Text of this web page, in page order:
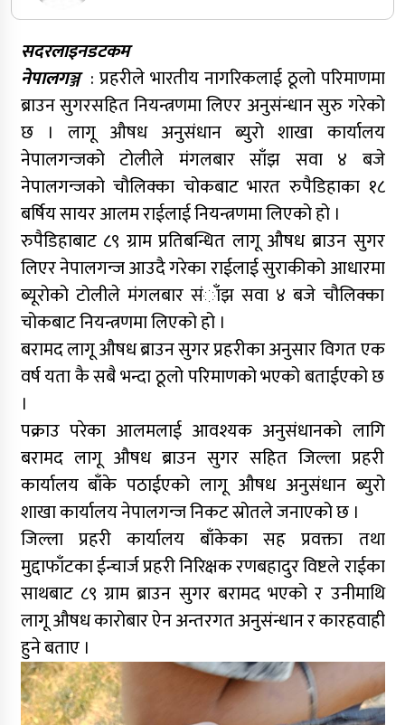
सदरलाइनडटकम
नेपालगञ्ज: प्रहरीले भारतीय नागरिकलाई ठूलो परिमाणमा
ब्राउन सुगरसहित नियन्त्रणमा लिएर अनुसंन्धान सुरु गरेको
छ । लागू औषध अनुसंधान ब्युरो शाखा कार्यालय
नेपालगन्जको टोलीले मंगलबार साँझ सवा ४ बजे
नेपालगन्जको चौलिक्का चोकबाट भारत रुपैडिहाका १८
बर्षिय सायर आलम राईलाई नियन्त्रणमा लिएको हो ।
रुपैडिहाबाट ८९ ग्राम प्रतिबन्धित लागू औषध ब्राउन सुगर
लिएर नेपालगन्ज आउदै गरेका राईलाई सुराकीको आधारमा
ब्यूरोको टोलीले मंगलबार संाँझ सवा ४ बजे चौलिक्का
चोकबाट नियन्त्रणमा लिएको हो ।
बरामद लागू औषध ब्राउन सुगर प्रहरीका अनुसार विगत एक
वर्ष यता कै सबै भन्दा ठूलो परिमाणको भएको बताईएको छ
।
पक्राउ परेका आलमलाई आवश्यक अनुसंधानको लागि
बरामद लागू औषध ब्राउन सुगर सहित जिल्ला प्रहरी
कार्यालय बाँके पठाईएको लागू औषध अनुसंधान ब्युरो
शाखा कार्यालय नेपालगन्ज निकट स्रोतले जनाएको छ ।
जिल्ला प्रहरी कार्यालय बाँकेका सह प्रवक्ता तथा
मुद्दाफाँटका ईन्चार्ज प्रहरी निरिक्षक रणबहादुर विष्टले राईका
साथबाट ८९ ग्राम ब्राउन सुगर बरामद भएको र उनीमाथि
लागू औषध कारोबार ऐन अन्तरगत अनुसंन्धान र कारहवाही
हुने बताए ।